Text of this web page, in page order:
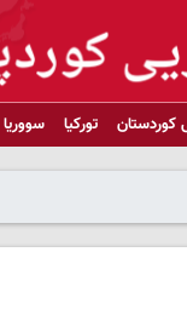
کوردستان تورکیا سووریا